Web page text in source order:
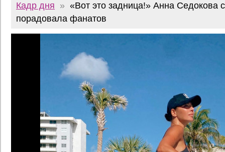
Кадр дня » «Вот это задница!» Анна Седокова
порадовала фанатов